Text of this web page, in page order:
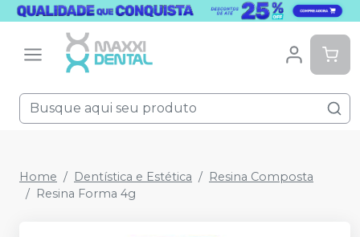
Home Dentística e Estética
Resina Composta
Resina Forma 4g